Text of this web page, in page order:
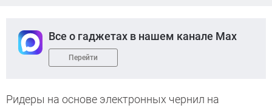
Все о гаджетах в нашем канале Max
Перейти
Ридеры на основе электронных чернил на